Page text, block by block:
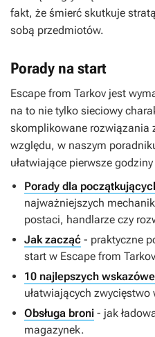
fakt, że śmierć skutkuje
sobą przedmiotów.
Porady na start
Escape from Tarkov jest
na to nie tylko sieciowy
skomplikowane rozwiązania
względu, w naszym
ułatwiające pierwsze
Porady dla
najważniejszych
postaci, handlarze czy
Jak zacząć - praktyczne
start w Escape from Tarkov
10 najlepszych
ułatwiających zwycięstwo
Obsługa broni - jak
magazynek.